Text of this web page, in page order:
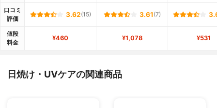
口コミ
評価
3.62(15) 3.61 (7)
値段
料金
¥460 ¥1,078 ¥531
日焼け・UVケアの関連商品